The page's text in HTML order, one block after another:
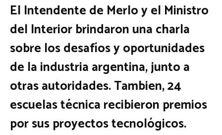
El Intendente de Merlo y el Ministro
del Interior brindaron una charla
sobre los desafíos y oportunidades
de la industria argentina, junto a
otras autoridades.Tambien, 24
escuelas técnica recibieron premios
por sus proyectos tecnológicos.